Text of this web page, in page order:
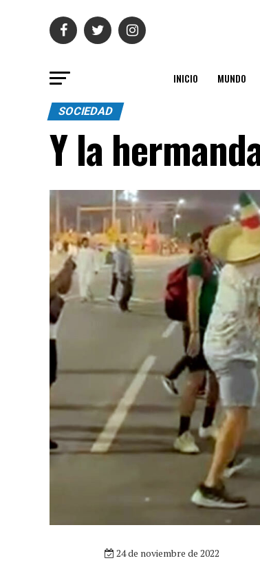
INICIO MUNDO
SOCIEDAD
Y la
24 de noviembre de 2022